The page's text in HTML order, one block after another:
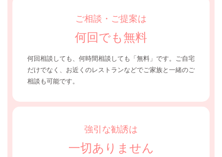
ご相談・ご提案は
何回でも無料
何回相談しても、何時間相談しても「無料」です。 ご自宅
だけでなく、お近くのレストランなどでご家族と一緒のご
相談も可能です。
強引な勧誘は
一切ありません